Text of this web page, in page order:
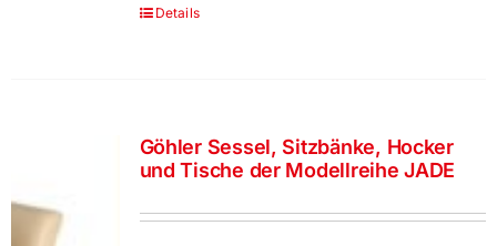
Details
Göhler Sessel, Sitzbänke, Hocker
und Tische der Modellreihe JADE